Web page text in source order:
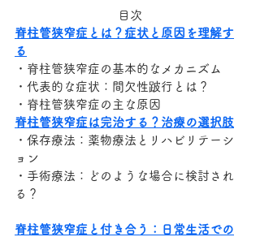
目次
脊柱管狭窄症とは？症状と原因を理解す
る
・脊柱管狭窄症の基本的なメカニズム
・代表的な症状：間欠性跛行とは？
・脊柱管狭窄症の主な原因
脊柱管狭窄症は完治する？治療の選択肢
・保存療法：薬物療法とリハビリテーシ
ョン
・手術療法：どのような場合に検討され
る？
脊柱管狭窄症と付き合う：日常生活での